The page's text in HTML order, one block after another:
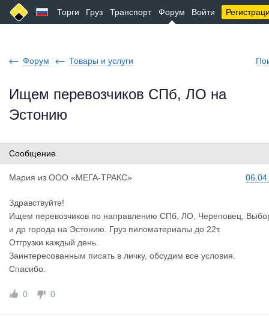
Торги Груз Транспорт Форум Войти
Форум Товары и услуги
Ищем перевозчиков СПб, ЛО на
Эстонию
Сообщение
Мария из ООО «МЕГА-ТРАКС»
Здравствуйте!
Ищем перевозчиков по направлению СПб, ЛО, Череповец,
и др города на Эстонию. Груз пиломатериалы до 22т.
Отгрузки каждый день.
Заинтересованным писать в личку, обсудим все условия.
Спасибо.
0 0